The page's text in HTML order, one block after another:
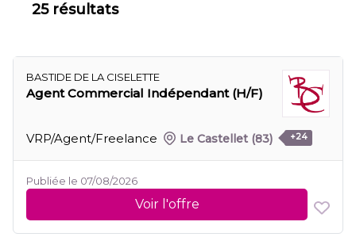
25 résultats
BASTIDE DE LA CISELETTE
Agent Commercial Indépendant (H/F)
VRP/Agent/Freelance Le Castellet (83) +24
Publiée le 07/08/2026
Voir l'offre